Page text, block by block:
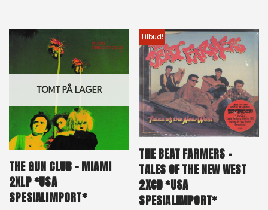
TOMT PÅ LAGER
THE GUN CLUB – MIAMI
2XLP *USA
SPESIALIMPORT*
Tilbud!
THE BEAT FARMERS –
TALES OF THE NEW WEST
2XCD *USA
SPESIALIMPORT*